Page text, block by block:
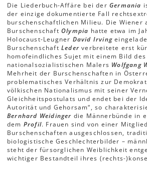
Die Liederbuch-Affäre bei derGermania
der einzige dokumentierte Fall
burschenschaftlichen Milieu. Die Wiener
Burschenschaft Olympia hatte etwa im
Holocaust-Leugner David Irving
Burschenschaft Leder verbreitete erst
homofeindliches Sujet mit einem Bild des
nationalsozialistischen Malers Wolfgang
Mehrheit der Burschenschaften in
problematisches Verhältnis zur
völkischen Nationalismus mit seiner
Gleichheitspostulats und endet bei der
Autorität und Gehorsam“, so
Bernhard Weidinger die Männerbünde in
dem Profil. Frauen sind von einer
Burschenschaften ausgeschlossen,
biologistische Geschlechterbilder –
steht der fürsorglichen Weiblichkeit
wichtiger Bestandteil ihres (rechts-